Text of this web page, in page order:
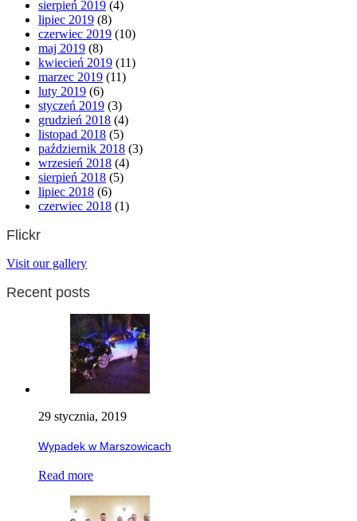
sierpień 2019 (4)
lipiec 2019 (8)
czerwiec 2019 (10)
maj 2019 (8)
kwiecień 2019 (11)
marzec 2019 (11)
luty 2019 (6)
styczeń 2019 (3)
grudzień 2018 (4)
listopad 2018 (5)
październik 2018 (3)
wrzesień 2018 (4)
sierpień 2018 (5)
lipiec 2018 (6)
czerwiec 2018 (1)
Flickr
Visit our gallery
Recent posts
29 stycznia, 2019
Wypadek w Marszowicach
Read more